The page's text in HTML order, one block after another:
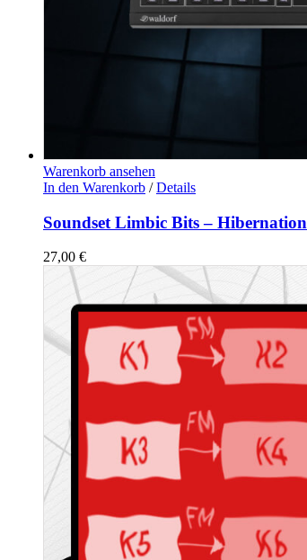
Warenkorb ansehen
In den Warenkorb / Details
Soundset Limbic Bits – Hibernation
27,00 €